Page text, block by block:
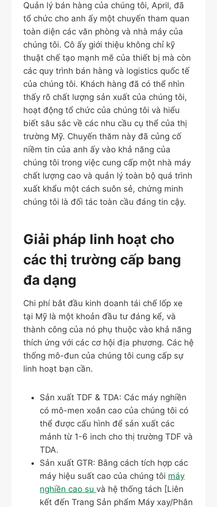
Quản lý bán hàng của chúng tôi, April, đã
tổ chức cho anh ấy một chuyến tham quan
toàn diện các văn phòng và nhà máy của
chúng tôi. Cô ấy giới thiệu không chỉ kỹ
thuật chế tạo mạnh mẽ của thiết bị mà còn
các quy trình bán hàng và logistics quốc tế
của chúng tôi. Khách hàng đã có thể nhìn
thấy rõ chất lượng sản xuất của chúng tôi,
hoạt động tổ chức của chúng tôi và hiểu
biết sâu sắc về các nhu cầu cụ thể của thị
trường Mỹ. Chuyến thăm này đã củng cố
niềm tin của anh ấy vào khả năng của
chúng tôi trong việc cung cấp một nhà máy
chất lượng cao và quản lý toàn bộ quá trình
xuất khẩu một cách suôn sẻ, chứng minh
chúng tôi là đối tác toàn cầu đáng tin cậy.
Giải pháp linh hoạt cho
các thị trường cấp bang
đa dạng
Chi phí bắt đầu kinh doanh tái chế lốp xe
tại Mỹ là một khoản đầu tư đáng kể, và
thành công của nó phụ thuộc vào khả năng
thích ứng với các cơ hội địa phương. Các hệ
thống mô-đun của chúng tôi cung cấp sự
linh hoạt bạn cần.
Sản xuất TDF & TDA: Các máy nghiền
có mô-men xoắn cao của chúng tôi có
thể được cấu hình để sản xuất các
mảnh từ 1-6 inch cho thị trường TDF và
TDA.
Sản xuất GTR: Bằng cách tích hợp các
máy hiệu suất cao của chúng tôi máy
nghiền cao su và hệ thống tách [Liên
kết đến Trang Sản phẩm Máy xay/Phân